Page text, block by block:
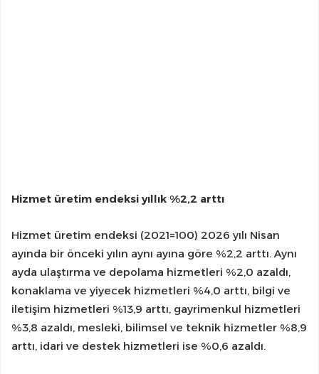
Hizmet üretim endeksi yıllık %2,2 arttı
Hizmet üretim endeksi (2021=100) 2026 yılı Nisan
ayında bir önceki yılın aynı ayına göre %2,2 arttı. Aynı
ayda ulaştırma ve depolama hizmetleri %2,0 azaldı,
konaklama ve yiyecek hizmetleri %4,0 arttı, bilgi ve
iletişim hizmetleri %13,9 arttı, gayrimenkul hizmetleri
%3,8 azaldı, mesleki, bilimsel ve teknik hizmetler %8,9
arttı, idari ve destek hizmetleri ise %0,6 azaldı.